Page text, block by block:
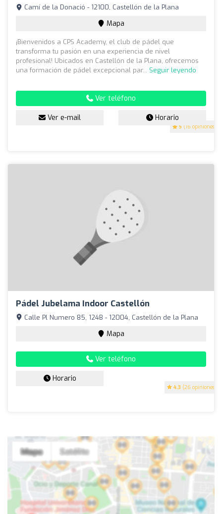
5 (16 opiniones)
Camí de la Donació - 12100, Castellón de la Plana
Mapa
¡Bienvenidos a CPS Academy, el club de pádel que
transforma tu pasión en una experiencia de nivel
profesional! Ubicados en Castellón de la Plana, ofrecemos
una formación de pádel excepcional par... Seguir leyendo
Ver teléfono
Ver e-mail Horario
Pádel Jubelama Indoor Castellón
4.3 (26 opiniones)
Calle Pl Numero 85, 124B - 12004, Castellón de la Plana
Mapa
Ver teléfono
Horario